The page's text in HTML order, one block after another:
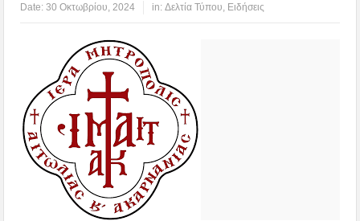
Date:30 Οκτωβρίου, 2024 in:Δελτία Τύπου Ειδήσεις